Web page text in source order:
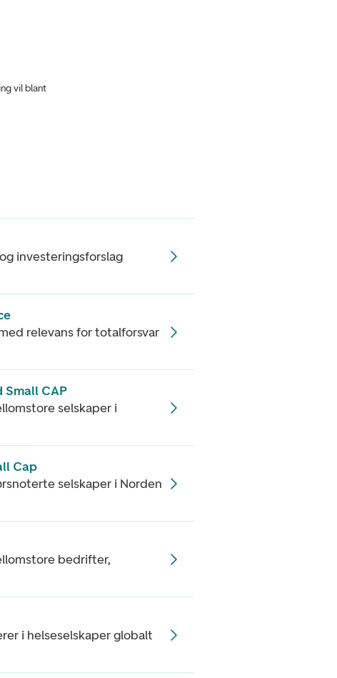
vil blant
investeringsforslag
relevans for totalforsvar
Small CAP
selskaper i
Cap
selskaper i Norden
bedrifter,
i helseselskaper globalt